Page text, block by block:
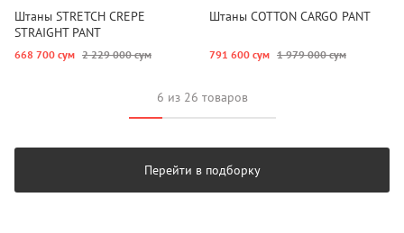
Штаны STRETCH CREPE
STRAIGHT PANT
668 700 сум 2 229 000 сум
Штаны COTTON CARGO PANT
791 600 сум 1 979 000 сум
6 из 26 товаров
Перейти в подборку